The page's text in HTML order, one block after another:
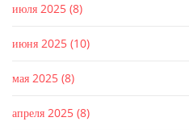
июля 2025 (8)
июня 2025 (10)
мая 2025 (8)
апреля 2025 (8)